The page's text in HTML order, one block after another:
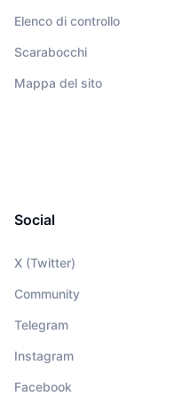
Elenco di controllo
Scarabocchi
Mappa del sito
Social
X (Twitter)
Community
Telegram
Instagram
Facebook